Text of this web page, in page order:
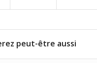
peut-être aussi